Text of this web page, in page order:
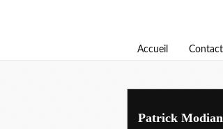
Accueil Contact
Patrick